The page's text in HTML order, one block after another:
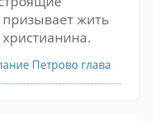
жить
Петрово глава